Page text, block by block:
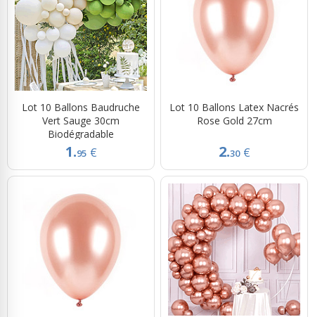
Lot 10 Ballons Baudruche
Vert Sauge 30cm
Biodégradable
1.95 €
Lot 10 Ballons Latex Nacrés
Rose Gold 27cm
2.30 €